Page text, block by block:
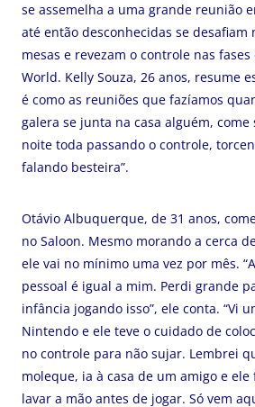
se assemelha a uma grande reunião
até então desconhecidas se desafiam
mesas e revezam o controle nas
World. Kelly Souza, 26 anos, resume
é como as reuniões que fazíamos
galera se junta na casa alguém, come
noite toda passando o controle,
falando besteira”.
Otávio Albuquerque, de 31 anos,
no Saloon. Mesmo morando a cerca
ele vai no mínimo uma vez por mês.
pessoal é igual a mim. Perdi grande
infância jogando isso”, ele conta. “Vi
Nintendo e ele teve o cuidado de
no controle para não sujar. Lembrei
moleque, ia à casa de um amigo e
lavar a mão antes de jogar. Só vem